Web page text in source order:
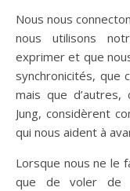
Nous nous
nous utilisons
exprimer et que
synchronicités, que
mais que d’autres,
Jung, considèrent
qui nous aident à
Lorsque nous ne le
que de voler de